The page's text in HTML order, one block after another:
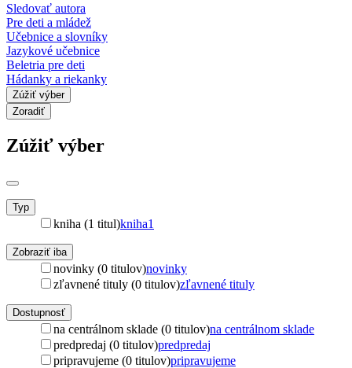
Sledovať autora
Pre deti a mládež
Učebnice a slovníky
Jazykové učebnice
Beletria pre deti
Hádanky a riekanky
Zúžiť výber
Zoradiť
Zúžiť výber
Typ
kniha (1 titul)kniha1
Zobraziť iba
novinky (0 titulov)novinky
zľavnené tituly (0 titulov)zľavnené tituly
Dostupnosť
na centrálnom sklade (0 titulov)na centrálnom sklade
predpredaj (0 titulov)predpredaj
pripravujeme (0 titulov)pripravujeme